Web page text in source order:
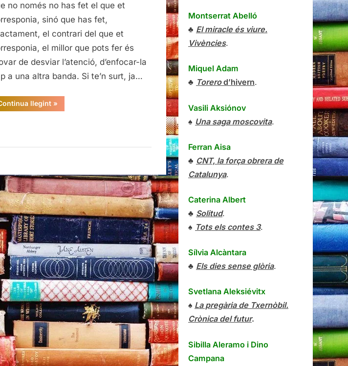
com
arribat
(III)
no només no has fet el que et
sinó que has fet,
el contrari del que et
el millor que pots fer és
de desviar l’atenció, d’enfocar-la
a una altra banda. Si te’n surt, ja…
llegint“On
som
»
Montserrat Abelló
♣ El miracle és viure.
Vivències.
Miquel Adam
♣ Torerod’hivern.
Vasili Aksiónov
♠ Una saga moscovita.
Ferran Aisa
♣ CNT, la força obrera de
Catalunya.
Caterina Albert
♣ Solitud.
♠ Tots els contes 3.
Sílvia Alcàntara
♣ Els dies sense glòria.
Svetlana Aleksiévitx
♠ La pregària de Txernòbil.
Crònica del futur.
Sibilla Aleramo i Dino
Campana